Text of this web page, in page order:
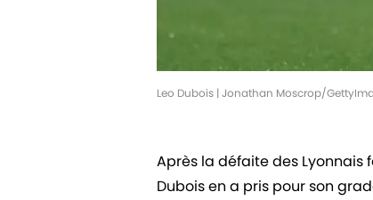
Leo Dubois | Jonathan Moscrop/
Après la défaite des
Dubois en a pris pour son